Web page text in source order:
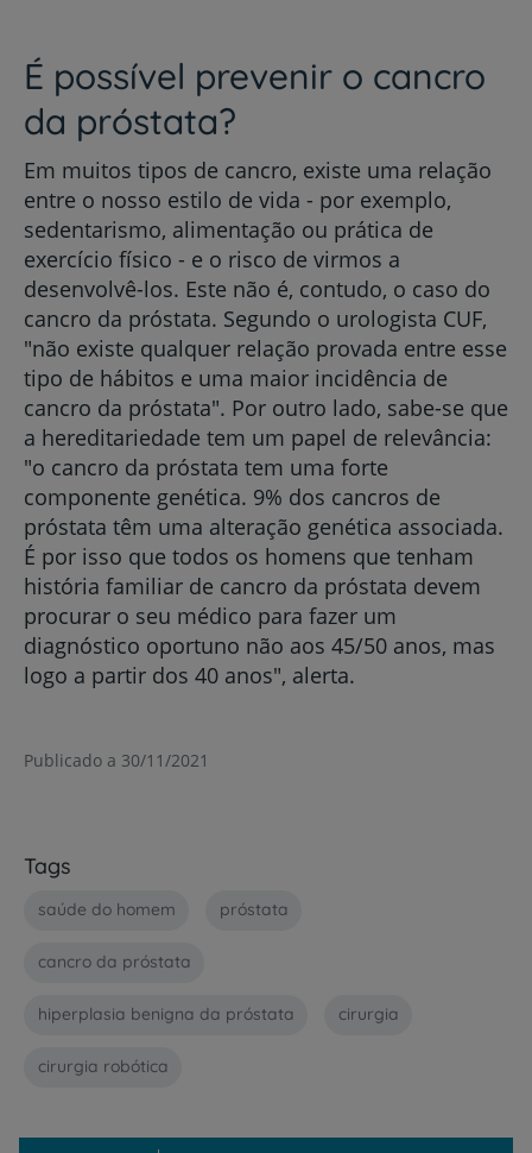
É possível prevenir o cancro
da próstata?
Em muitos tipos de cancro, existe uma relação
entre o nosso estilo de vida - por exemplo,
sedentarismo, alimentação ou prática de
exercício físico - e o risco de virmos a
desenvolvê-los. Este não é, contudo, o caso do
cancro da próstata. Segundo o urologista CUF,
"não existe qualquer relação provada entre esse
tipo de hábitos e uma maior incidência de
cancro da próstata". Por outro lado, sabe-se que
a hereditariedade tem um papel de relevância:
"o cancro da próstata tem uma forte
componente genética. 9% dos cancros de
próstata têm uma alteração genética associada.
É por isso que todos os homens que tenham
história familiar de cancro da próstata devem
procurar o seu médico para fazer um
diagnóstico oportuno não aos 45/50 anos, mas
logo a partir dos 40 anos", alerta.
Publicado a 30/11/2021
Tags
saúde do homem próstata
cancro da próstata
hiperplasia benigna da próstata cirurgia
cirurgia robótica